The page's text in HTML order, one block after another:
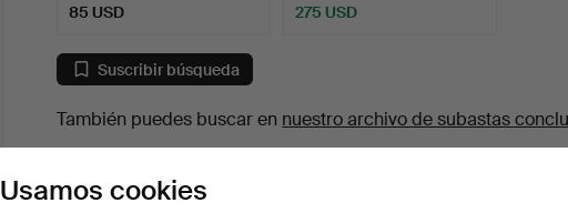
85 USD 275 USD
Suscribir búsqueda
También puedes buscar en nuestro archivo de subastas
Usamos cookies